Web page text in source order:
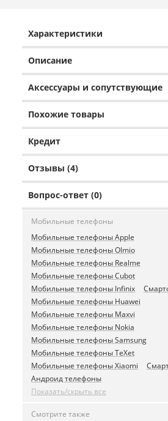
Характеристики
Описание
Аксессуары и сопутствующие
Похожие товары
Кредит
Отзывы (4)
Вопрос-ответ (0)
Мобильные телефоны
Мобильные телефоны Apple
Мобильные телефоны Olmio
Мобильные телефоны Realme
Мобильные телефоны Cubot
Мобильные телефоны Infinix
Мобильные телефоны Huawei
Мобильные телефоны Maxvi
Мобильные телефоны Nokia
Мобильные телефоны Samsung
Мобильные телефоны TeXet
Мобильные телефоны Xiaomi
Андроид телефоны
Показать/скрыть все
Смотрите также